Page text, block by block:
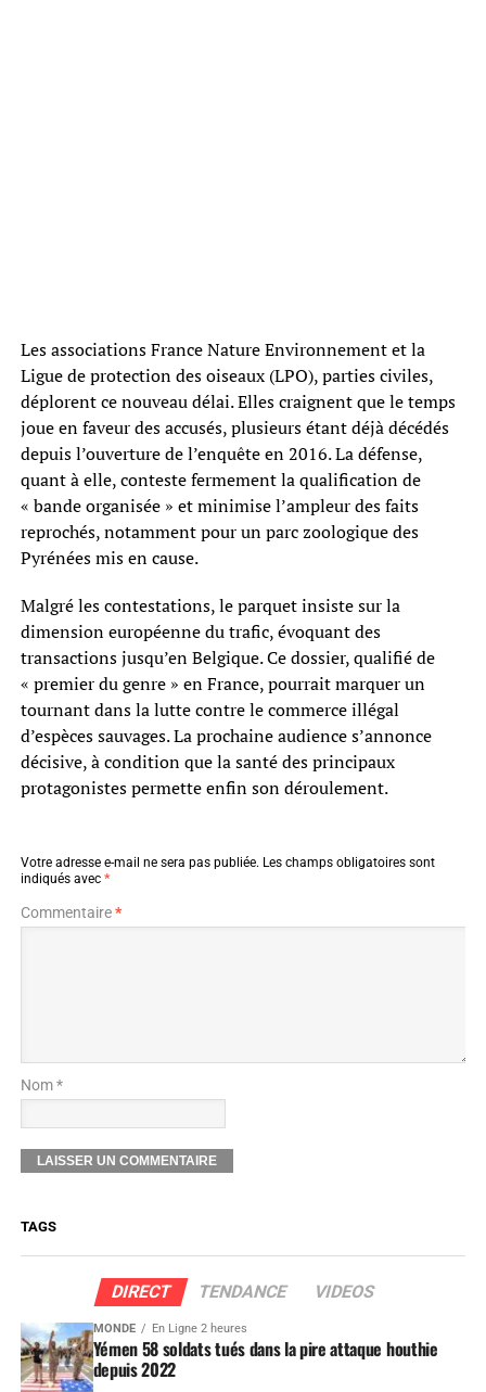
Les associations France Nature Environnement et la
Ligue de protection des oiseaux (LPO), parties civiles,
déplorent ce nouveau délai. Elles craignent que le temps
joue en faveur des accusés, plusieurs étant déjà décédés
depuis l’ouverture de l’enquête en 2016. La défense,
quant à elle, conteste fermement la qualification de
« bande organisée » et minimise l’ampleur des faits
reprochés, notamment pour un parc zoologique des
Pyrénées mis en cause.
Malgré les contestations, le parquet insiste sur la
dimension européenne du trafic, évoquant des
transactions jusqu’en Belgique. Ce dossier, qualifié de
« premier du genre » en France, pourrait marquer un
tournant dans la lutte contre le commerce illégal
d’espèces sauvages. La prochaine audience s’annonce
décisive, à condition que la santé des principaux
protagonistes permette enfin son déroulement.
Votre adresse e-mail ne sera pas publiée. Les champs obligatoires sont
indiqués avec *
Commentaire*
Nom *
TAGS
DIRECT TENDANCE VIDEOS
MONDE En Ligne 2 heures
Yémen 58 soldats tués dans la pire attaque houthie
depuis 2022